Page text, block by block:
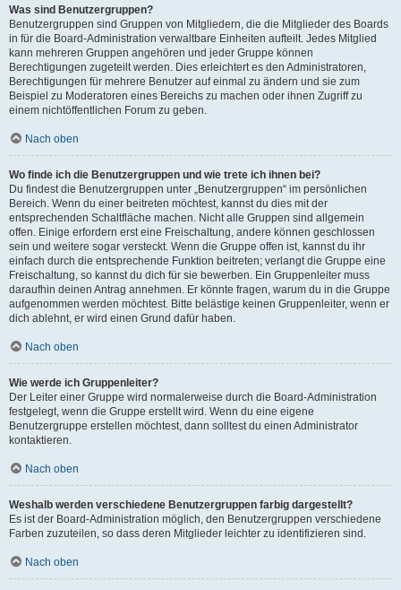
Was sind Benutzergruppen?
Benutzergruppen sind Gruppen von Mitgliedern, die die Mitglieder des Boards
in für die Board-Administration verwaltbare Einheiten aufteilt. Jedes Mitglied
kann mehreren Gruppen angehören und jeder Gruppe können
Berechtigungen zugeteilt werden. Dies erleichtert es den Administratoren,
Berechtigungen für mehrere Benutzer auf einmal zu ändern und sie zum
Beispiel zu Moderatoren eines Bereichs zu machen oder ihnen Zugriff zu
einem nichtöffentlichen Forum zu geben.
Nach oben
Wo finde ich die Benutzergruppen und wie trete ich ihnen bei?
Du findest die Benutzergruppen unter „Benutzergruppen“ im persönlichen
Bereich. Wenn du einer beitreten möchtest, kannst du dies mit der
entsprechenden Schaltfläche machen. Nicht alle Gruppen sind allgemein
offen. Einige erfordern erst eine Freischaltung, andere können geschlossen
sein und weitere sogar versteckt. Wenn die Gruppe offen ist, kannst du ihr
einfach durch die entsprechende Funktion beitreten; verlangt die Gruppe eine
Freischaltung, so kannst du dich für sie bewerben. Ein Gruppenleiter muss
daraufhin deinen Antrag annehmen. Er könnte fragen, warum du in die Gruppe
aufgenommen werden möchtest. Bitte belästige keinen Gruppenleiter, wenn er
dich ablehnt, er wird einen Grund dafür haben.
Nach oben
Wie werde ich Gruppenleiter?
Der Leiter einer Gruppe wird normalerweise durch die Board-Administration
festgelegt, wenn die Gruppe erstellt wird. Wenn du eine eigene
Benutzergruppe erstellen möchtest, dann solltest du einen Administrator
kontaktieren.
Nach oben
Weshalb werden verschiedene Benutzergruppen farbig dargestellt?
Es ist der Board-Administration möglich, den Benutzergruppen verschiedene
Farben zuzuteilen, so dass deren Mitglieder leichter zu identifizieren sind.
Nach oben